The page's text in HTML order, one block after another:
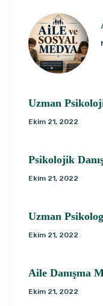
Uzman
Ekim 21, 2022
Psikolojik
Ekim 21, 2022
Uzman
Ekim 21, 2022
Aile Danışma
Ekim 21, 2022